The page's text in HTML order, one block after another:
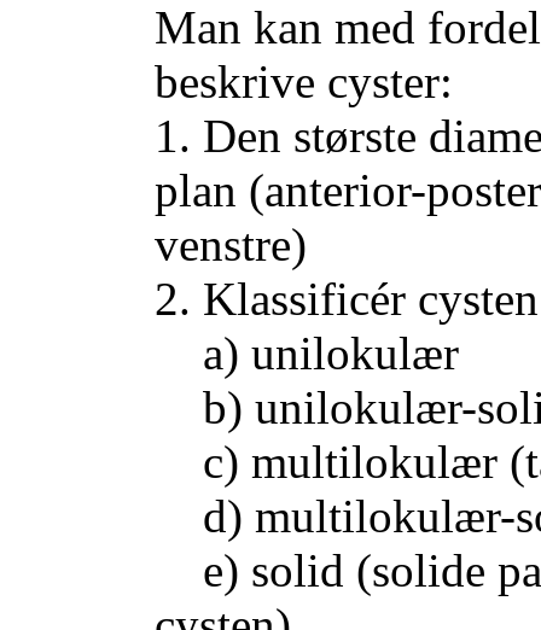
Man kan med
beskrive cyster:
1. Den største
plan (anterior-
venstre)
2. Klassificér
a) unilokulær
b) unilokulær-
c) multilokulær
d) multilokulær-
e) solid (solide